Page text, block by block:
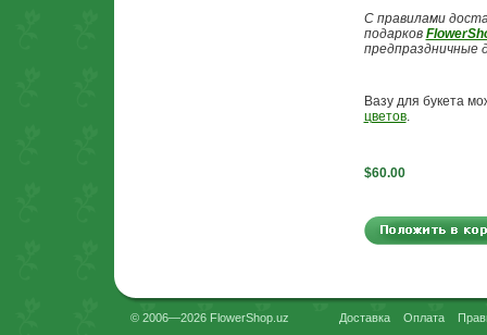
С правилами
подарков
предпраздничные
Вазу для букета
цветов.
$60.00
© 2006—2026 FlowerShop.uz Доставка Оплата